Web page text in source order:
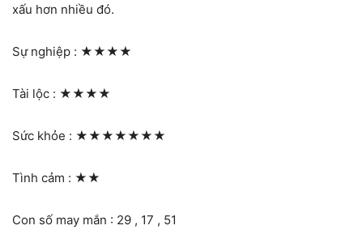
xấu hơn nhiều đó.
Sự nghiệp : ★★★★
Tài lộc : ★★★★
Sức khỏe : ★★★★★★★
Tình cảm : ★★
Con số may mắn : 29 , 17 , 51